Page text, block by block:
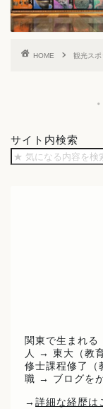
HOME 観光スポ
サイト内検索
関東で生まれ
人 → 東大（教
修士課程修了
職 → ブログを
→ 詳細な経歴は